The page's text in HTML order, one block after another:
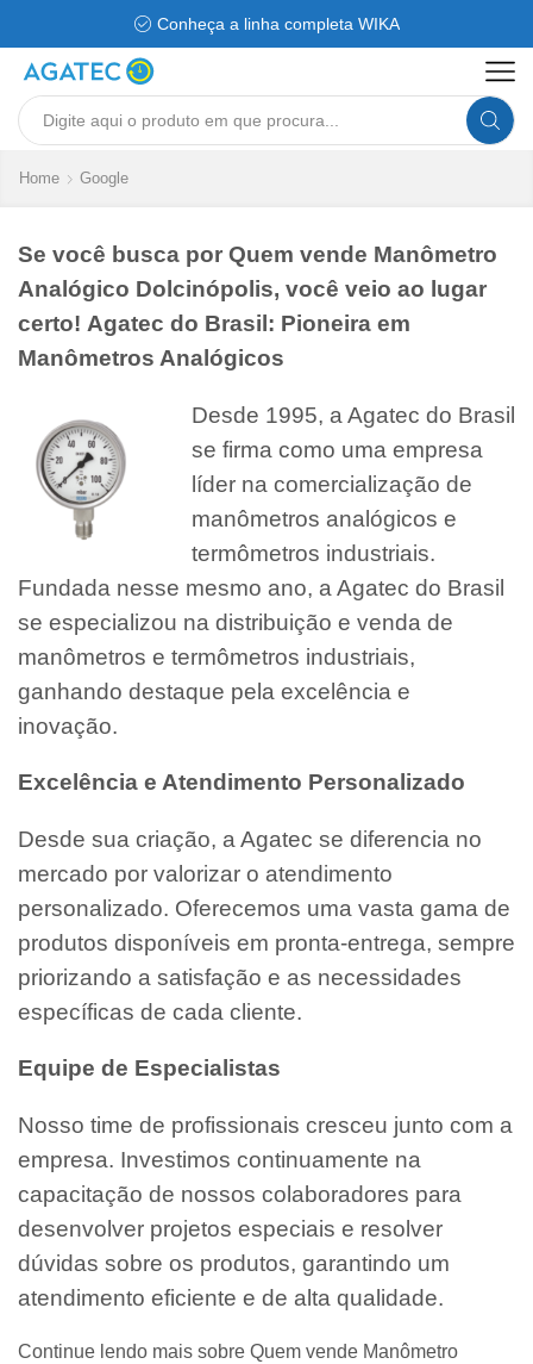
Conheça a linha completa WIKA
Search
Home Google
Se você busca por Quem vende Manômetro
Analógico Dolcinópolis, você veio ao lugar
certo! Agatec do Brasil: Pioneira em
Manômetros Analógicos
Desde 1995, a Agatec do Brasil
se firma como uma empresa
líder na comercialização de
manômetros analógicos e
termômetros industriais.
Fundada nesse mesmo ano, a Agatec do Brasil
se especializou na distribuição e venda de
manômetros e termômetros industriais,
ganhando destaque pela excelência e
inovação.
Excelência e Atendimento Personalizado
Desde sua criação, a Agatec se diferencia no
mercado por valorizar o atendimento
personalizado. Oferecemos uma vasta gama de
produtos disponíveis em pronta-entrega, sempre
priorizando a satisfação e as necessidades
específicas de cada cliente.
Equipe de Especialistas
Nosso time de profissionais cresceu junto com a
empresa. Investimos continuamente na
capacitação de nossos colaboradores para
desenvolver projetos especiais e resolver
dúvidas sobre os produtos, garantindo um
atendimento eficiente e de alta qualidade.
Continue lendo mais sobre Quem vende Manômetro